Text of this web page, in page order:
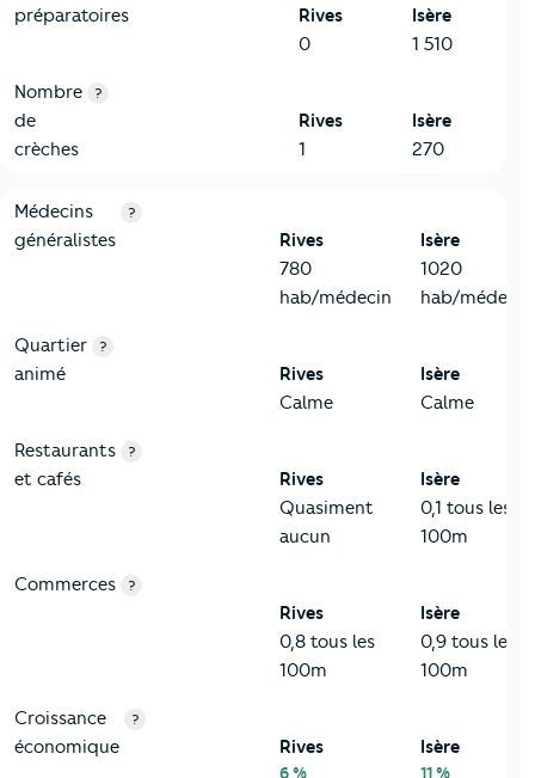
préparatoires
Rives
0
Isère
1 510
Nombre
de
crèches
?
Rives
1
Isère
270
5-Commerces
Critères Rives
Médecins
généralistes
?
Rives
780
hab/médecin
Isère
1020
hab/médecin
Quartier
animé
?
Rives
Calme
Isère
Calme
Restaurants
et cafés
?
Rives
Quasiment
aucun
Isère
0,1 tous les
100m
Commerces ?
Rives
0,8 tous les
100m
Isère
0,9 tous les
100m
Croissance
économique
?
Rives
6 %
Isère
11 %